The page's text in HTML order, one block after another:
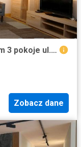
Klimatyczne mieszkanie na wynajem 3 pokoje ul. Długosza, Gliwice
Zobacz dane